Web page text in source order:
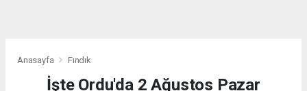
Anasayfa Fındık
İşte Ordu'da 2 Ağustos Pazar